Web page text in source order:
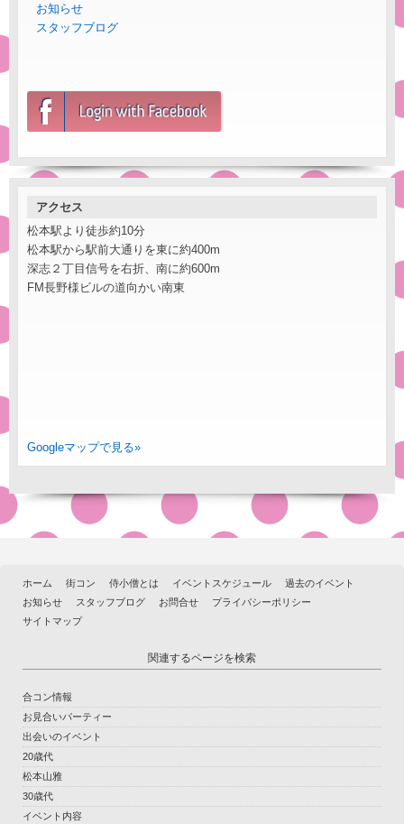
お知らせ
スタッフブログ
アクセス
松本駅より徒歩約10分
松本駅から駅前大通りを東に約400m
深志２丁目信号を右折、南に約600m
FM長野様ビルの道向かい南東
Googleマップで見る»
ホーム 街コン 侍小僧とは イベントスケジュール
過去のイベント
お知らせ
スタッフブログ お問合せ
プライバシーポリシー
サイトマップ
関連するページを検索
合コン情報
お見合いパーティー
出会いのイベント
20歳代
松本山雅
30歳代
イベント内容